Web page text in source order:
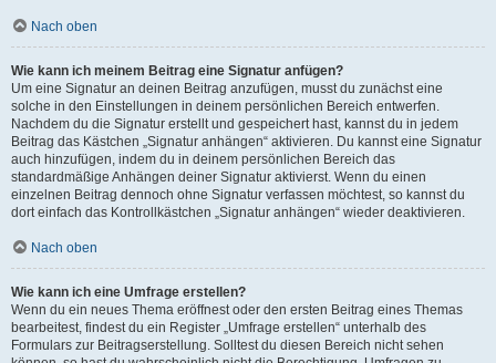
Nach oben
Wie kann ich meinem Beitrag eine Signatur anfügen?
Um eine Signatur an deinen Beitrag anzufügen, musst du zunächst eine
solche in den Einstellungen in deinem persönlichen Bereich entwerfen.
Nachdem du die Signatur erstellt und gespeichert hast, kannst du in jedem
Beitrag das Kästchen „Signatur anhängen“ aktivieren. Du kannst eine Signatur
auch hinzufügen, indem du in deinem persönlichen Bereich das
standardmäßige Anhängen deiner Signatur aktivierst. Wenn du einen
einzelnen Beitrag dennoch ohne Signatur verfassen möchtest, so kannst du
dort einfach das Kontrollkästchen „Signatur anhängen“ wieder deaktivieren.
Nach oben
Wie kann ich eine Umfrage erstellen?
Wenn du ein neues Thema eröffnest oder den ersten Beitrag eines Themas
bearbeitest, findest du ein Register „Umfrage erstellen“ unterhalb des
Formulars zur Beitragserstellung. Solltest du diesen Bereich nicht sehen